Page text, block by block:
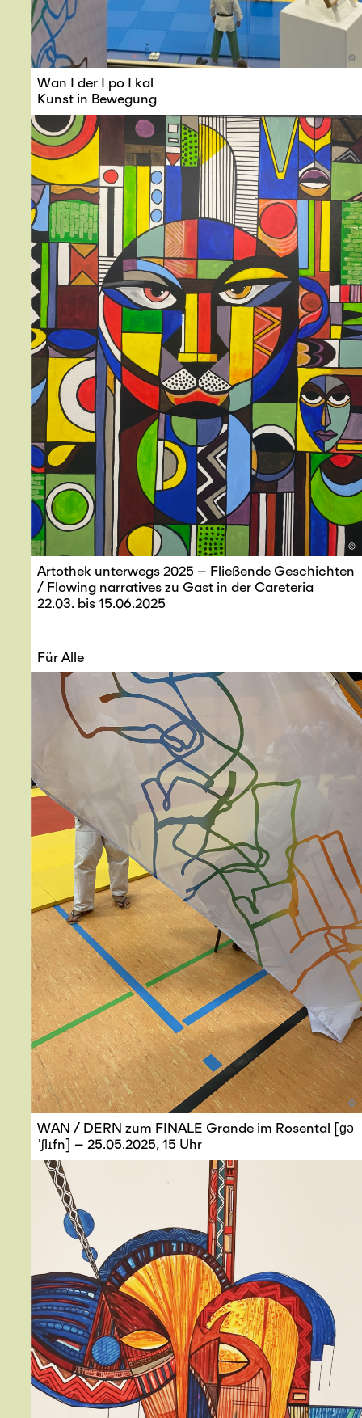
©
Wan I der I po I kal
Kunst in Bewegung
©
Artothek unterwegs 2025 – Fließende Geschichten
/ Flowing narratives zu Gast in der Careteria
22.03. bis 15.06.2025
Für Alle
©
WAN / DERN zum FINALE Grande im Rosental [ɡə
ˈʃlɪfn] – 25.05.2025, 15 Uhr